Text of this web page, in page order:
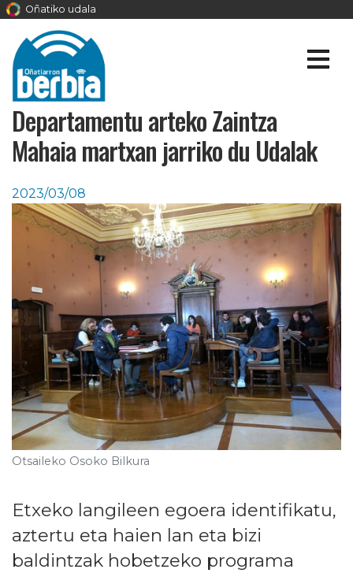
Oñatiko udala
Departamentu arteko Zaintza
Mahaia martxan jarriko du Udalak
2023/03/08
Otsaileko Osoko Bilkura
Etxeko langileen egoera identifikatu,
aztertu eta haien lan eta bizi
baldintzak hobetzeko programa